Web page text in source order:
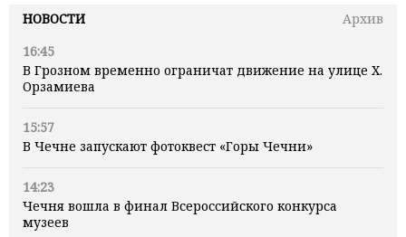
НОВОСТИ
Архив
16:45
В Грозном временно ограничат движение на улице Х.
Орзамиева
15:57
В Чечне запускают фотоквест «Горы Чечни»
14:23
Чечня вошла в финал Всероссийского конкурса
музеев